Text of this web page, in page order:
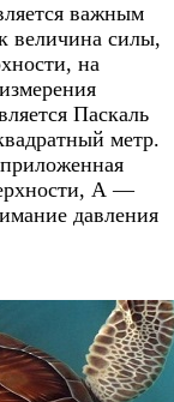
важным
величина силы,
на
Паскаль
метр.
А —
давления